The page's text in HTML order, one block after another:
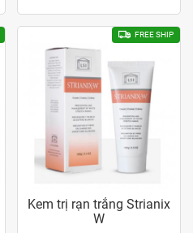
FREE SHIP
Kem trị rạn trắng Strianix
W